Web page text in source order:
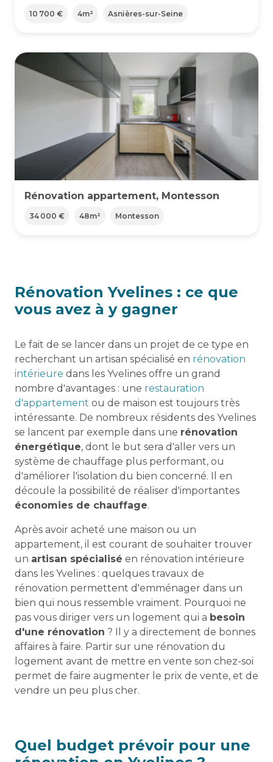
10 700 € 4m² Asnières-sur-Seine
Rénovation appartement, Montesson
34 000 € 48m² Montesson
Rénovation Yvelines : ce que
vous avez à y gagner
Le fait de se lancer dans un projet de ce type en
recherchant un artisan spécialisé en rénovation
intérieure dans les Yvelines offre un grand
nombre d'avantages : une restauration
d'appartement ou de maison est toujours très
intéressante. De nombreux résidents des Yvelines
se lancent par exemple dans une rénovation
énergétique, dont le but sera d'aller vers un
système de chauffage plus performant, ou
d'améliorer l'isolation du bien concerné. Il en
découle la possibilité de réaliser d'importantes
économies de chauffage.
Après avoir acheté une maison ou un
appartement, il est courant de souhaiter trouver
un artisan spécialisé en rénovation intérieure
dans les Yvelines : quelques travaux de
rénovation permettent d'emménager dans un
bien qui nous ressemble vraiment. Pourquoi ne
pas vous diriger vers un logement qui a besoin
d'une rénovation ? Il y a directement de bonnes
affaires à faire. Partir sur une rénovation du
logement avant de mettre en vente son chez-soi
permet de faire augmenter le prix de vente, et de
vendre un peu plus cher.
Quel budget prévoir pour une